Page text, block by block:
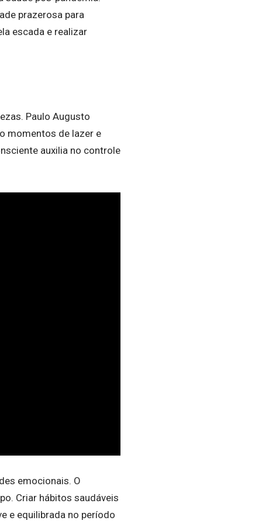
prazerosa para
escada e realizar
Paulo Augusto
momentos de lazer e
auxilia no controle
emocionais. O
Criar hábitos saudáveis
e equilibrada no período